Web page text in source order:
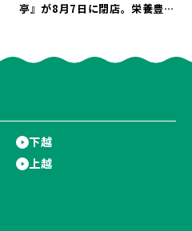
亭』が8月7日に閉店。栄養豊富
下越
上越